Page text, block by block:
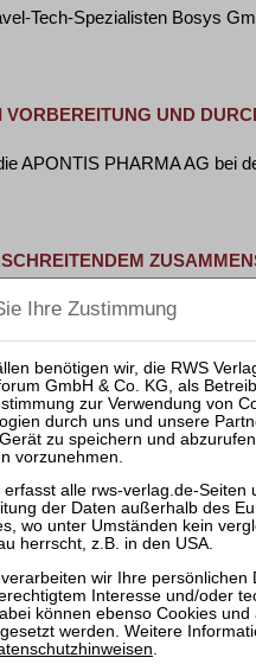
Tech-Spezialisten Bosys
UND
APONTIS PHARMA AG bei
Molkereigenossenschaft
IN
großer und
2 UmwG ist der